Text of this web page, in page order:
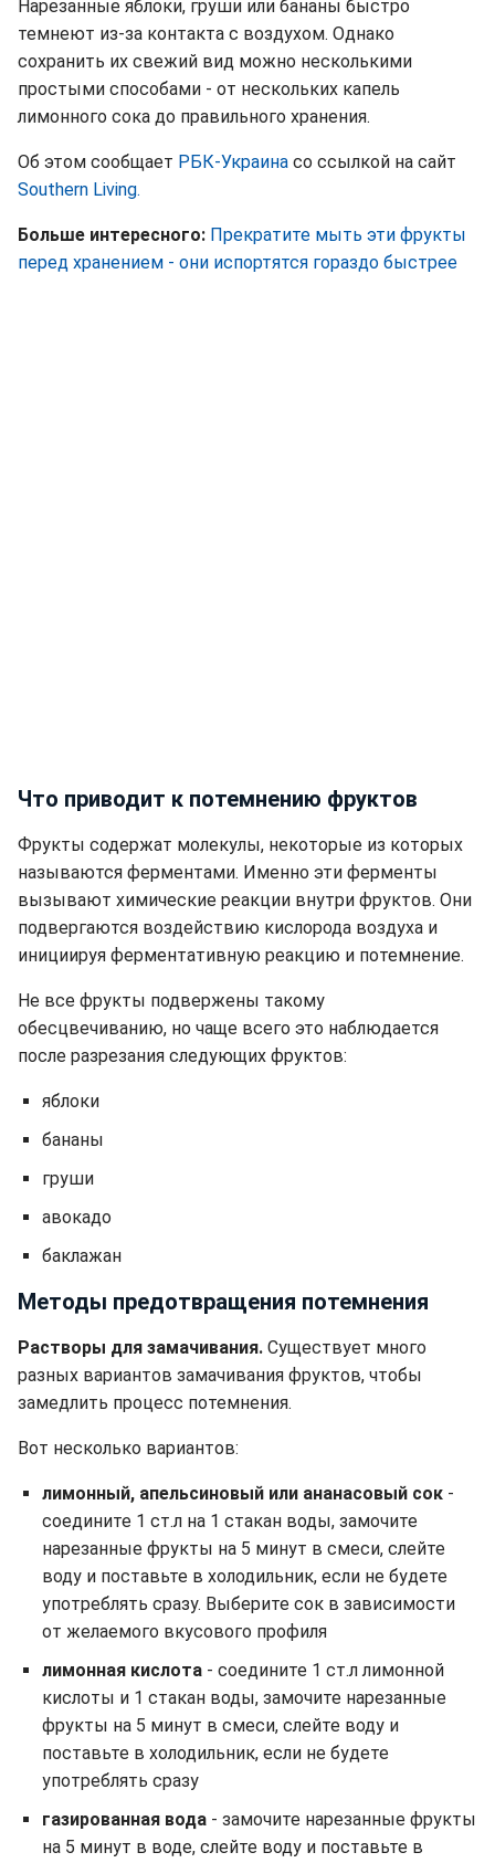
Нарезанные яблоки, груши или бананы быстро
темнеют из-за контакта с воздухом. Однако
сохранить их свежий вид можно несколькими
простыми способами - от нескольких капель
лимонного сока до правильного хранения.
Об этом сообщает РБК-Украина со ссылкой на сайт
Southern Living.
Больше интересного: Прекратите мыть эти фрукты
перед хранением - они испортятся гораздо быстрее
Что приводит к потемнению фруктов
Фрукты содержат молекулы, некоторые из которых
называются ферментами. Именно эти ферменты
вызывают химические реакции внутри фруктов. Они
подвергаются воздействию кислорода воздуха и
инициируя ферментативную реакцию и потемнение.
Не все фрукты подвержены такому
обесцвечиванию, но чаще всего это наблюдается
после разрезания следующих фруктов:
яблоки
бананы
груши
авокадо
баклажан
Методы предотвращения потемнения
Растворы для замачивания. Существует много
разных вариантов замачивания фруктов, чтобы
замедлить процесс потемнения.
Вот несколько вариантов:
лимонный, апельсиновый или ананасовый сок -
соедините 1 ст.л на 1 стакан воды, замочите
нарезанные фрукты на 5 минут в смеси, слейте
воду и поставьте в холодильник, если не будете
употреблять сразу. Выберите сок в зависимости
от желаемого вкусового профиля
лимонная кислота - соедините 1 ст.л лимонной
кислоты и 1 стакан воды, замочите нарезанные
фрукты на 5 минут в смеси, слейте воду и
поставьте в холодильник, если не будете
употреблять сразу
газированная вода - замочите нарезанные фрукты
на 5 минут в воде, слейте воду и поставьте в